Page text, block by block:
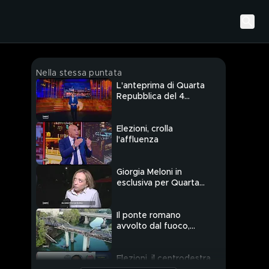
Nella stessa puntata
L'anteprima di Quarta
Repubblica del 4
Elezioni, crolla
l'affluenza
Giorgia Meloni in
esclusiva per Quarta
minare il voto"
Il ponte romano
avvolto dal fuoco,
Elezioni, il centrodestra